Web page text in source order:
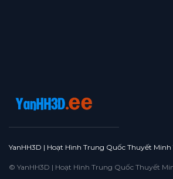
YanHH3D | Hoạt Hình Trung Quốc Thuyết Minh
© YanHH3D | Hoạt Hình Trung Quốc Thuyết